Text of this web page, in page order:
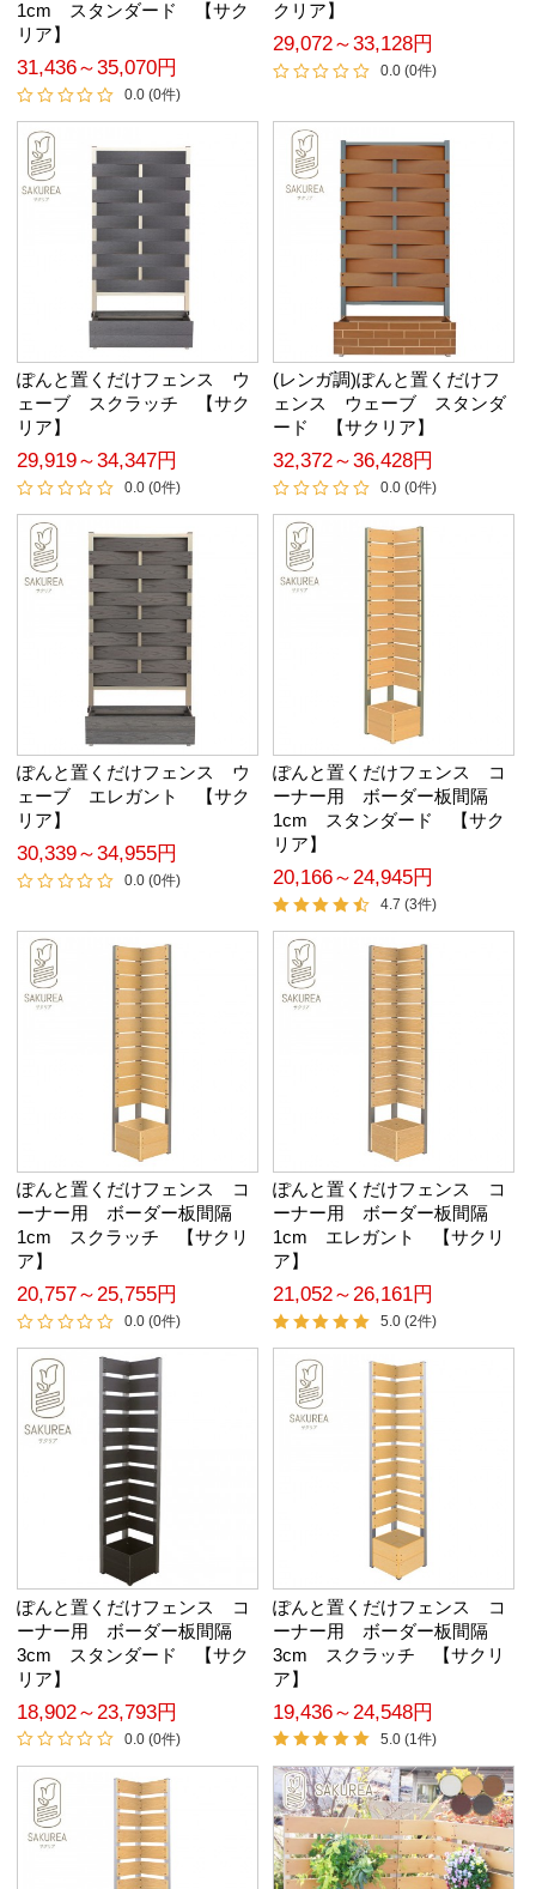
1cm スタンダード 【サク
リア】
31,436～35,070円
0.0 (0件)
クリア】
29,072～33,128円
0.0 (0件)
ぽんと置くだけフェンス ウ
ェーブ スクラッチ 【サク
リア】
29,919～34,347円
0.0 (0件)
(レンガ調)ぽんと置くだけフ
ェンス ウェーブ スタンダ
ード 【サクリア】
32,372～36,428円
0.0 (0件)
ぽんと置くだけフェンス ウ
ェーブ エレガント 【サク
リア】
30,339～34,955円
0.0 (0件)
ぽんと置くだけフェンス コ
ーナー用 ボーダー板間隔
1cm スタンダード 【サク
リア】
20,166～24,945円
4.7 (3件)
ぽんと置くだけフェンス コ
ーナー用 ボーダー板間隔
1cm スクラッチ 【サクリ
ア】
20,757～25,755円
0.0 (0件)
ぽんと置くだけフェンス コ
ーナー用 ボーダー板間隔
1cm エレガント 【サクリ
ア】
21,052～26,161円
5.0 (2件)
ぽんと置くだけフェンス コ
ーナー用 ボーダー板間隔
3cm スタンダード 【サク
リア】
18,902～23,793円
0.0 (0件)
ぽんと置くだけフェンス コ
ーナー用 ボーダー板間隔
3cm スクラッチ 【サクリ
ア】
19,436～24,548円
5.0 (1件)